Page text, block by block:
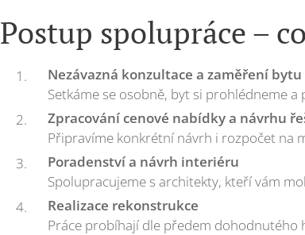
Postup spolupráce –
Nezávazná konzultace a zaměření bytu
Setkáme se osobně, byt si prohlédneme
Zpracování cenové nabídky a návrhu
Připravíme konkrétní návrh i rozpočet na
Poradenství a návrh interiéru
Spolupracujeme s architekty, kteří vám
Realizace rekonstrukce
Práce probíhají dle předem dohodnutého